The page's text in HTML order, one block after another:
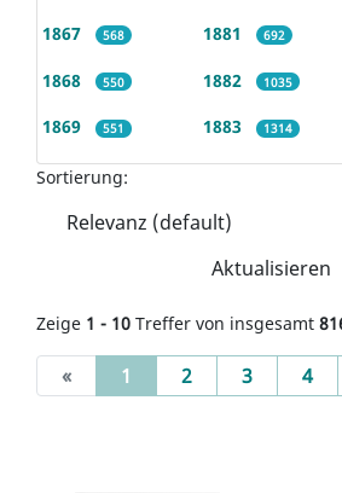
1867 568
1868 550
1869 551
1881 692
1882 1035
1883 1314
Sortierung:
Aktualisieren
Zeige 1 - 10 Treffer von insgesamt
« 1 (current)
2 3 4